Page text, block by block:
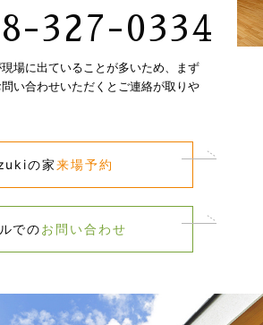
327-0334​
場に出ていることが多いため、​ まず
い合わせいただくとご連絡が取りや
の家​来場予約​
での​お問い合わせ​